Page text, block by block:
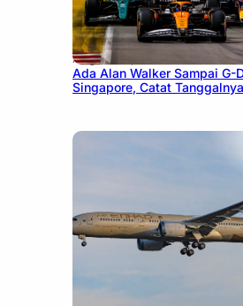
August 13, 2025
Ada Alan Walker Sampai G-
Singapore, Catat